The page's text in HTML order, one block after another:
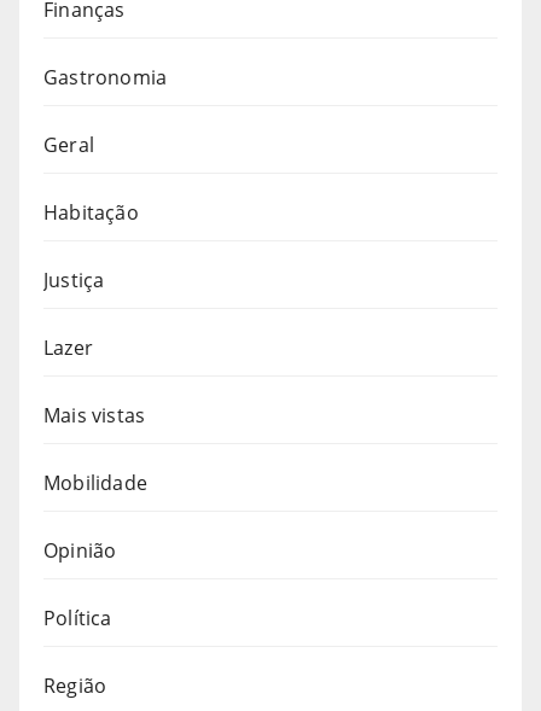
Finanças
Gastronomia
Geral
Habitação
Justiça
Lazer
Mais vistas
Mobilidade
Opinião
Política
Região